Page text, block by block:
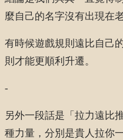
麼自己的名字沒有出現在
有時候遊戲規則遠比自己
則才能更順利升遷。
-
另外一段話是「拉力遠比
種力量，分別是貴人拉你